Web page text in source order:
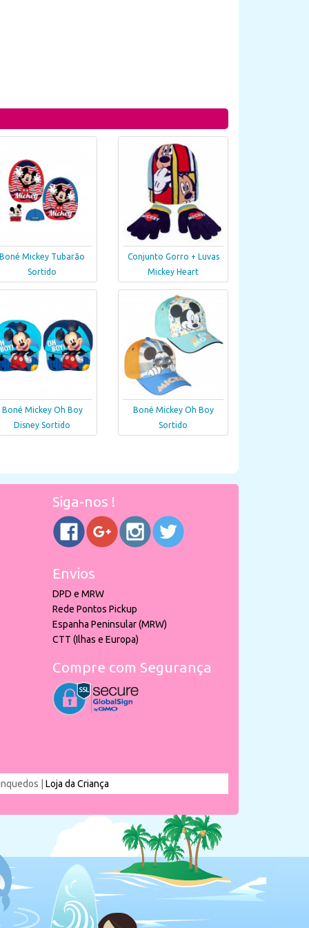
Boné Mickey Tubarão
Sortido
Conjunto Gorro + Luvas
Mickey Heart
Boné Mickey Oh Boy
Disney Sortido
Boné Mickey Oh Boy
Sortido
Siga-nos !
Envios
DPD e MRW
Rede Pontos Pickup
Espanha Peninsular (MRW)
CTT (Ilhas e Europa)
Compre com Segurança
| Loja da Criança